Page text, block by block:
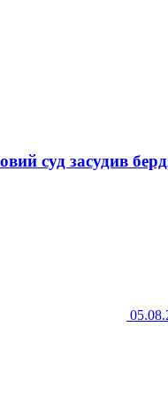
суд засудив